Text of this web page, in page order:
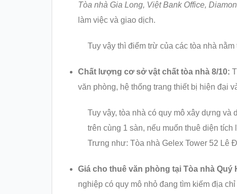
Tòa nhà Gia Long, Việt Bank Office,
làm việc và giao dịch.
Tuy vậy thì điểm trừ của các tòa nhà
Chất lượng cơ sở vật chất tòa nhà 8/10:
văn phòng, hệ thống trang thiết bị hiện đại
Tuy vậy, tòa nhà có quy mô xây dựng
trên cùng 1 sàn, nếu muốn thuê diện
Trưng như: Tòa nhà Gelex Tower 52
Giá cho thuê văn phòng tại Tòa nhà Quý
nghiệp có quy mô nhỏ đang tìm kiếm địa